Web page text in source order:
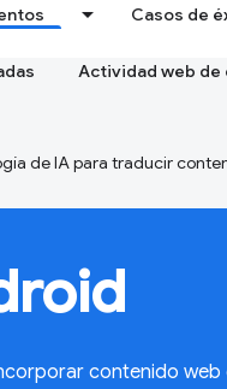
Casos de
Actividad web de
de IA para traducir
contenido